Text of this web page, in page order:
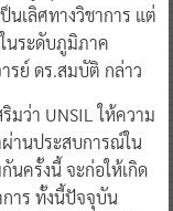
นเลิศทางวิชาการ แต่
นระดับภูมิภาค
รย์ ดร.สมบัติ กล่าว
มว่า UNSIL ให้ความ
านประสบการณ์ใน
นครั้งนี้ จะก่อให้เกิด
การ ทั้งนี้ปัจจุบัน